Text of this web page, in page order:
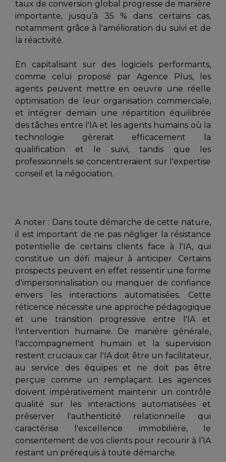
taux de conversion global progresse de manière
importante, jusqu’à 35 % dans certains cas,
notamment grâce à l'amélioration du suivi et de
la réactivité.
En capitalisant sur des logiciels performants,
comme celui proposé par Agence Plus, les
agents peuvent mettre en oeuvre une réelle
optimisation de leur organisation commerciale,
et intégrer demain une répartition équilibrée
des tâches entre l'IA et les agents humains où la
technologie gèrerait efficacement la
qualification et le suivi, tandis que les
professionnels se concentreraient sur l'expertise
conseil et la négociation.
A noter : Dans toute démarche de cette nature,
il est important de ne pas négliger la résistance
potentielle de certains clients face à l'IA, qui
constitue un défi majeur à anticiper. Certains
prospects peuvent en effet ressentir une forme
d'impersonnalisation ou manquer de confiance
envers les interactions automatisées. Cette
réticence nécessite une approche pédagogique
et une transition progressive entre l'IA et
l'intervention humaine. De manière générale,
l'accompagnement humain et la supervision
restent cruciaux car l'IA doit être un facilitateur,
au service des équipes et ne doit pas être
perçue comme un remplaçant. Les agences
doivent impérativement maintenir un contrôle
qualité sur les interactions automatisées et
préserver l'authenticité relationnelle qui
caractérise l'excellence immobilière, le
consentement de vos clients pour recourir à l’IA
restant un prérequis à toute démarche.